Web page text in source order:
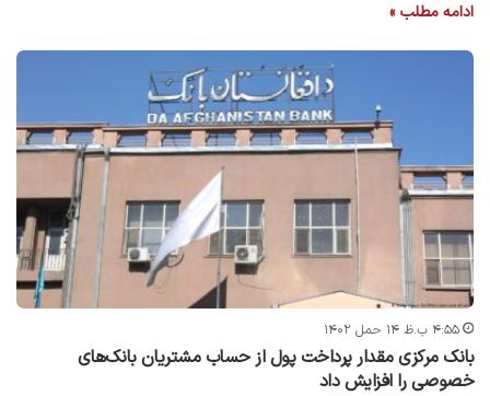
ادامه مطلب »
۴:۵۵ ب.ظ ۱۴ حمل ۱۴۰۲
بانک مرکزی مقدار پرداخت پول از حساب مشتریان بانک‌های
خصوصی را افزایش داد